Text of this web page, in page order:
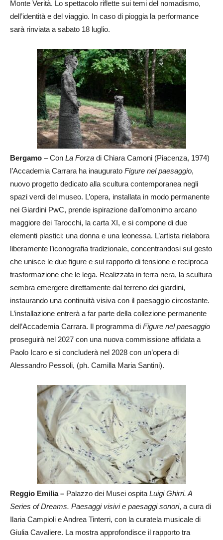
Monte Verità. Lo spettacolo riflette sui temi del nomadismo,
dell’identità e del viaggio. In caso di pioggia la performance
sarà rinviata a sabato 18 luglio.
Bergamo – Con La Forza di Chiara Camoni (Piacenza, 1974)
l’Accademia Carrara ha inaugurato Figure nel paesaggio,
nuovo progetto dedicato alla scultura contemporanea negli
spazi verdi del museo. L’opera, installata in modo permanente
nei Giardini PwC, prende ispirazione dall’omonimo arcano
maggiore dei Tarocchi, la carta XI, e si compone di due
elementi plastici: una donna e una leonessa. L’artista rielabora
liberamente l’iconografia tradizionale, concentrandosi sul gesto
che unisce le due figure e sul rapporto di tensione e reciproca
trasformazione che le lega. Realizzata in terra nera, la scultura
sembra emergere direttamente dal terreno dei giardini,
instaurando una continuità visiva con il paesaggio circostante.
L’installazione entrerà a far parte della collezione permanente
dell’Accademia Carrara. Il programma di Figure nel paesaggio
proseguirà nel 2027 con una nuova commissione affidata a
Paolo Icaro e si concluderà nel 2028 con un’opera di
Alessandro Pessoli, (ph. Camilla Maria Santini).
Reggio Emilia – Palazzo dei Musei ospita Luigi Ghirri. A
Series of Dreams. Paesaggi visivi e paesaggi sonori, a cura di
Ilaria Campioli e Andrea Tinterri, con la curatela musicale di
Giulia Cavaliere. La mostra approfondisce il rapporto tra